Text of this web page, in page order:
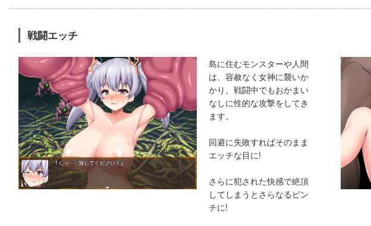
戦闘エッチ
島に住むモンスターや人間
は、容赦なく女神に襲いか
かり、戦闘中でもおかまい
なしに性的な攻撃をしてき
ます。
回避に失敗すればそのまま
エッチな目に!
さらに犯された快感で絶頂
してしまうとさらなるピン
チに!